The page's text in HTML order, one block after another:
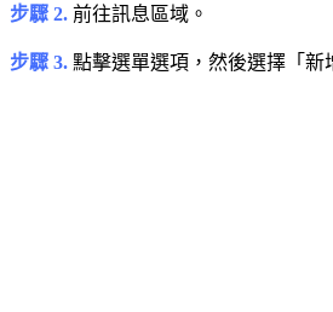
步驟 2. 前往訊息區域。
步驟 3. 點擊選單選項，然後選擇「新